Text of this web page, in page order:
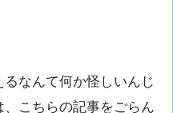
なんて何か怪しいんじ
こちらの記事をごらん